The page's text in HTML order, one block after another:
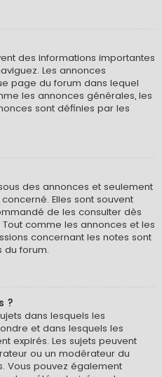
des informations importantes
Les annonces
page du forum dans lequel
les annonces générales, les
sont définies par les
des annonces et seulement
Elles sont souvent
de les consulter dès
comme les annonces et les
concernant les notes sont
du forum.
?
dans lesquels les
et dans lesquels les
expirés. Les sujets peuvent
ou un modérateur du
Vous pouvez également